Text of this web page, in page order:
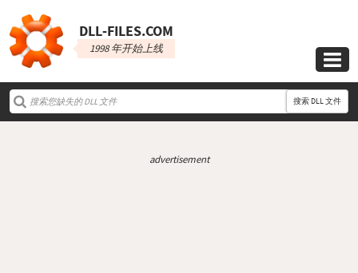
DLL‑FILES.COM
1998 年开始上线

搜索 DLL 文件
advertisement